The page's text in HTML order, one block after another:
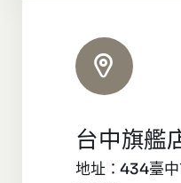
台中旗艦
地址：434臺